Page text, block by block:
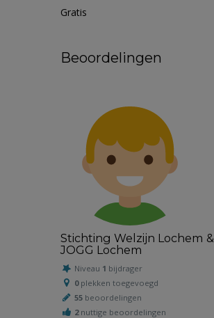
Gratis
Beoordelingen
Stichting Welzijn Lochem &
JOGG Lochem
Niveau 1 bijdrager
0plekken toegevoegd
55 beoordelingen
2nuttige beoordelingen